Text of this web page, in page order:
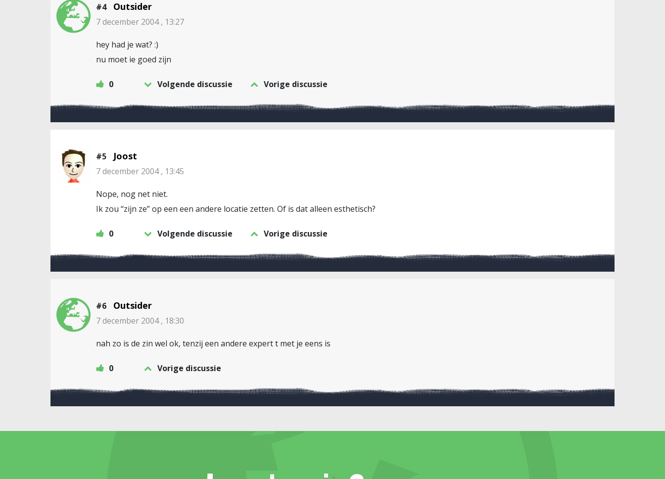
#4 Outsider
7 december 2004 , 13:27
hey had je wat? :)
nu moet ie goed zijn
0 Volgende discussie Vorige discussie
#5 Joost
7 december 2004 , 13:45
Nope, nog net niet.
Ik zou “zijn ze” op een een andere locatie zetten. Of is dat alleen esthetisch?
0 Volgende discussie Vorige discussie
#6 Outsider
7 december 2004 , 18:30
nah zo is de zin wel ok, tenzij een andere expert t met je eens is
0 Vorige discussie